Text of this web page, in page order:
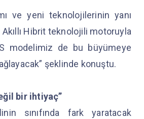
ve yeni teknolojilerinin yanı
Akıllı Hibrit teknolojili motoruyla
modelimiz de bu büyümeye
şeklinde konuştu.
bir ihtiyaç”
sınıfında fark yaratacak